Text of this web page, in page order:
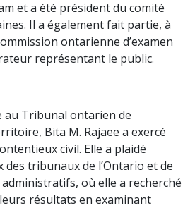
et a été président du comité
Il a également fait partie, à
ontarienne d’examen
représentant le public.
au Tribunal ontarien de
Bita M. Rajaee a exercé
civil. Elle a plaidé
des tribunaux de l’Ontario et de
où elle a recherché
résultats en examinant